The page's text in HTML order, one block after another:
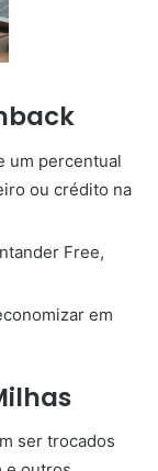
um percentual
ou crédito na
Free,
em
ser trocados